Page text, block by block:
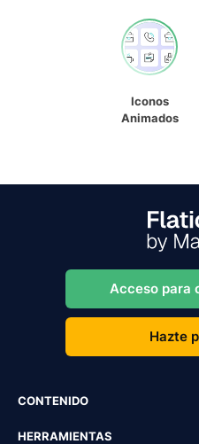
Iconos
Animados
Acceso para
Hazte
CONTENIDO
HERRAMIENTAS